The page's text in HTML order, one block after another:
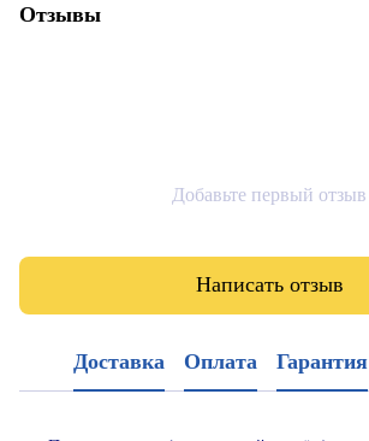
Отзывы
Добавьте первый отзыв
Написать отзыв
Доставка Оплата Гарантия